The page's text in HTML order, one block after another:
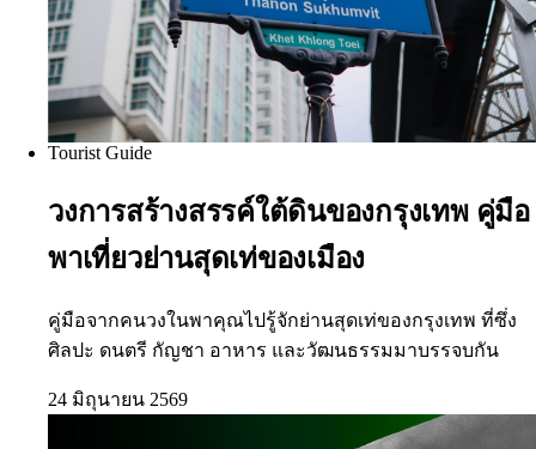
Tourist Guide
วงการสร้างสรรค์ใต้ดินของกรุงเทพ คู่มือ
พาเที่ยวย่านสุดเท่ของเมือง
คู่มือจากคนวงในพาคุณไปรู้จักย่านสุดเท่ของกรุงเทพ ที่ซึ่ง
ศิลปะ ดนตรี กัญชา อาหาร และวัฒนธรรมมาบรรจบกัน
24 มิถุนายน 2569